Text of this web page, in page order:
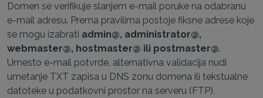
Domen se verifikuje slanjem e-mail poruke na odabranu
e-mail adresu. Prema pravilima postoje fiksne adrese koje
se mogu izabrati admin@, administrator@,
webmaster@, hostmaster@ ili postmaster@.
Umesto e-mail potvrde, alternativna validacija nudi
umetanje TXT zapisa u DNS zonu domena ili tekstualne
datoteke u podatkovni prostor na serveru (FTP).